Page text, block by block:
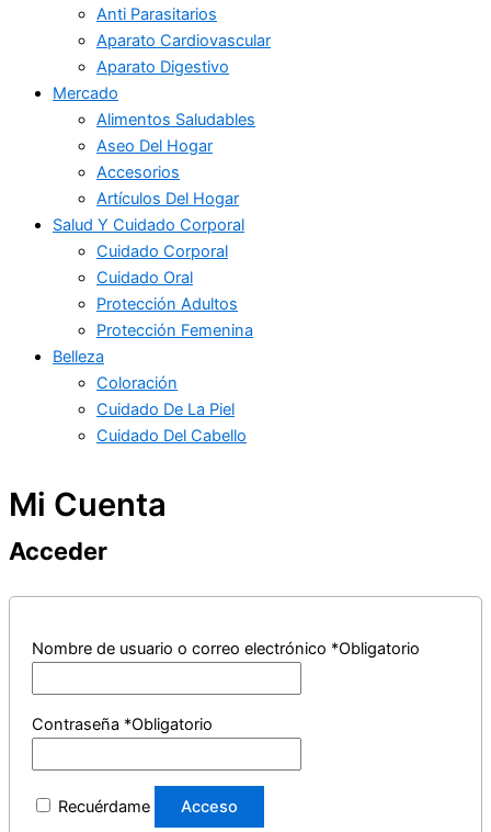
Anti Parasitarios
Aparato Cardiovascular
Aparato Digestivo
Mercado
Alimentos Saludables
Aseo Del Hogar
Accesorios
Artículos Del Hogar
Salud Y Cuidado Corporal
Cuidado Corporal
Cuidado Oral
Protección Adultos
Protección Femenina
Belleza
Coloración
Cuidado De La Piel
Cuidado Del Cabello
Mi Cuenta
Acceder
Nombre de usuario o correo electrónico *Obligatorio
Contraseña *Obligatorio
Recuérdame Acceso